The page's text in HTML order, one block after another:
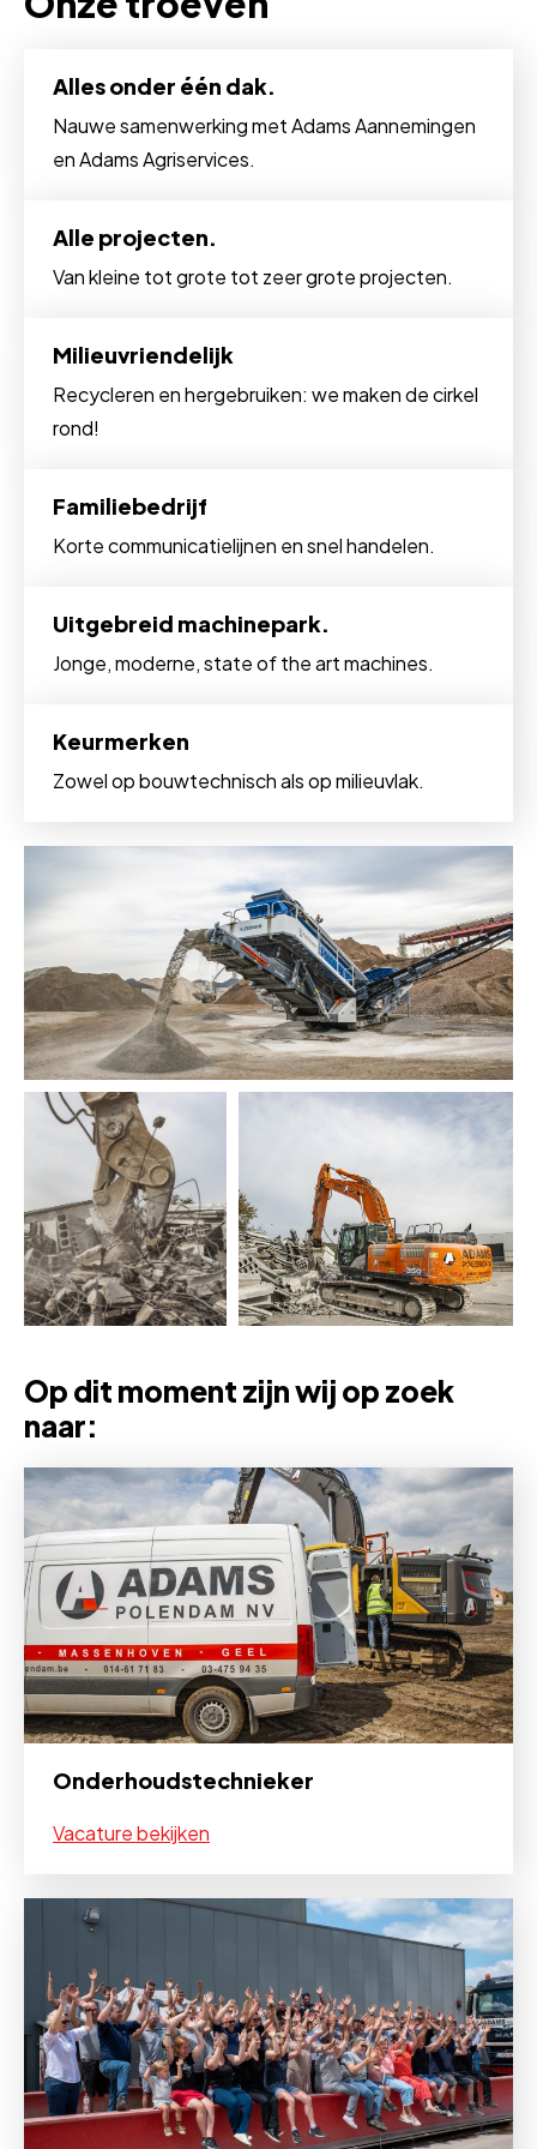
Alles onder één dak.
Nauwe samenwerking met Adams Aannemingen
en Adams Agriservices.
Alle projecten.
Van kleine tot grote tot zeer grote projecten.
Milieuvriendelijk
Recycleren en hergebruiken: we maken de cirkel
rond!
Familiebedrijf
Korte communicatielijnen en snel handelen.
Uitgebreid machinepark.
Jonge, moderne, state of the art machines.
Keurmerken
Zowel op bouwtechnisch als op milieuvlak.
Op dit moment zijn wij op zoek
naar:
Onderhoudstechnieker
Vacature bekijken